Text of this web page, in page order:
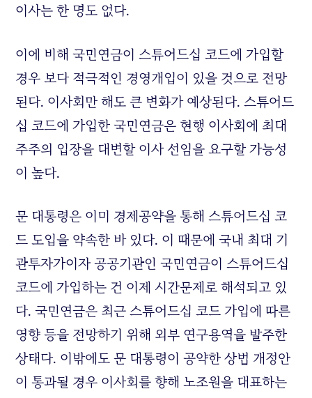
이사는 한 명도 없다.
이에 비해 국민연금이 스튜어드십 코드에 가입할
경우 보다 적극적인 경영개입이 있을 것으로 전망
된다. 이사회만 해도 큰 변화가 예상된다. 스튜어드
십 코드에 가입한 국민연금은 현행 이사회에 최대
주주의 입장을 대변할 이사 선임을 요구할 가능성
이 높다.
문 대통령은 이미 경제공약을 통해 스튜어드십 코
드 도입을 약속한 바 있다. 이 때문에 국내 최대 기
관투자가이자 공공기관인 국민연금이 스튜어드십
코드에 가입하는 건 이제 시간문제로 해석되고 있
다. 국민연금은 최근 스튜어드십 코드 가입에 따른
영향 등을 전망하기 위해 외부 연구용역을 발주한
상태다. 이밖에도 문 대통령이 공약한 상법 개정안
이 통과될 경우 이사회를 향해 노조원을 대표하는